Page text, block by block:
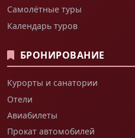
Самолётные туры
Календарь туров
БРОНИРОВАНИЕ
Курорты и санатории
Отели
Авиабилеты
Прокат автомобилей